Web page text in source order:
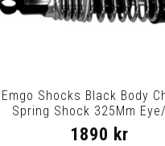
Emgo Shocks Black Body
Spring Shock 325Mm
1890 kr